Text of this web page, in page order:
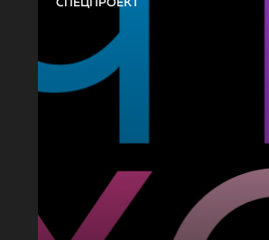
СПЕЦПРОЕКТ